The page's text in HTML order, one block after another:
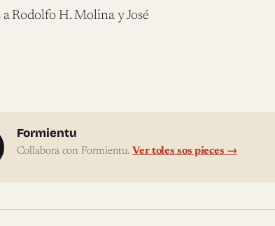
Rodolfo H. Molina y José
l'autor
Formientu
Collabora con Formientu.Ver toles sos pieces →